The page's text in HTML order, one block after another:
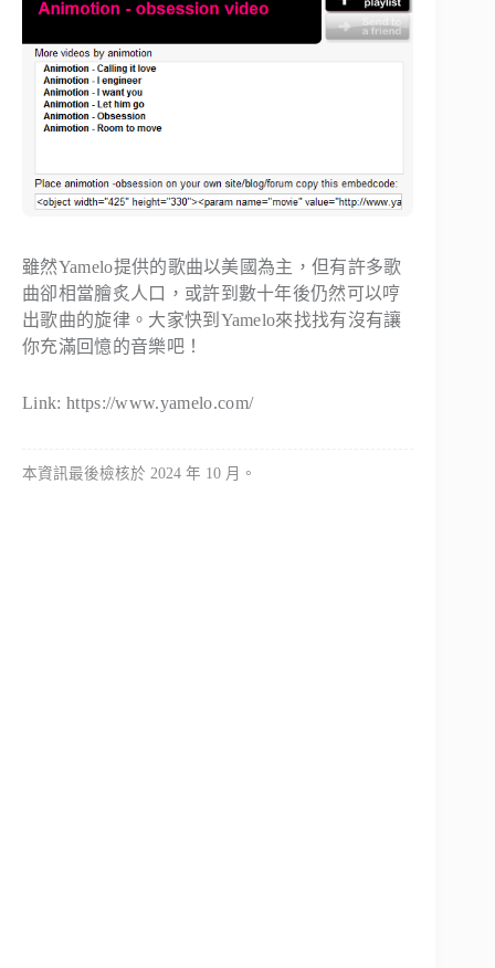
雖然Yamelo提供的歌曲以美國為主，但有許多歌
曲卻相當膾炙人口，或許到數十年後仍然可以哼
出歌曲的旋律。大家快到Yamelo來找找有沒有讓
你充滿回憶的音樂吧！
Link: https://www.yamelo.com/
本資訊最後檢核於 2024 年 10 月。